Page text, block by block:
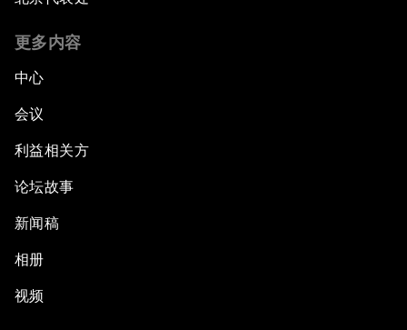
更多内容
中心
会议
利益相关方
论坛故事
新闻稿
相册
视频